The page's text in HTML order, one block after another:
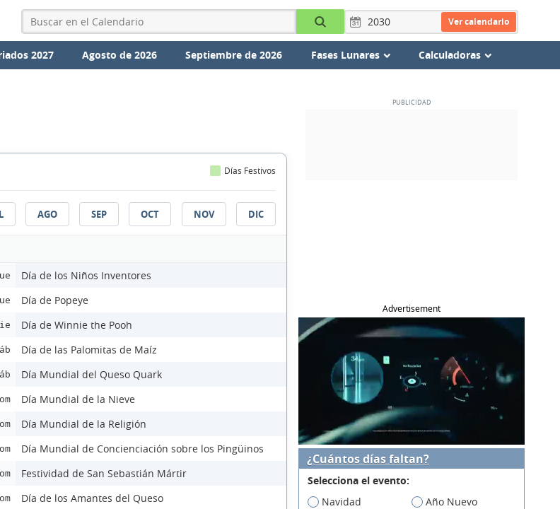
Ver calendario
2027 Agosto de 2026 Septiembre de 2026 Fases Lunares Calculadoras
Días Festivos
AGO SEP OCT NOV DIC
Día de los Niños Inventores
Día de Popeye
Día de Winnie the Pooh
Día de las Palomitas de Maíz
Día Mundial del Queso Quark
Día Mundial de la Nieve
Día Mundial de la Religión
Día Mundial de Concienciación sobre los Pingüinos
Festividad de San Sebastián Mártir
Día de los Amantes del Queso
Advertisement
¿Cuántos días faltan?
Selecciona el evento:
Navidad
Año Nuevo